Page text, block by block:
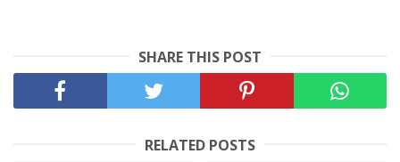
SHARE THIS POST
RELATED POSTS